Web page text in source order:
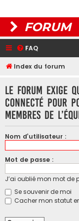
FORUM
FAQ
Index du forum
Le forum exige
connecté pour
membres de
Nom d’utilisateur :
Mot de passe :
J’ai oublié mon mot de
Se souvenir de moi
Cacher mon statut